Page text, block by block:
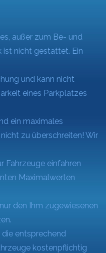
außer zum Be- und
ist nicht gestattet. Ein
und kann nicht
eines Parkplatzes
ein maximales
zu überschreiten! Wir
Fahrzeuge einfahren
Maximalwerten
den Ihm zugewiesenen
entsprechend
kostenpflichtig